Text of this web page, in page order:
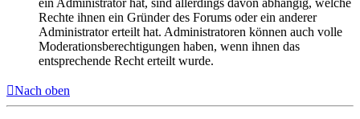
ein Administrator hat, sind allerdings davon abhängig, welche
Rechte ihnen ein Gründer des Forums oder ein anderer
Administrator erteilt hat. Administratoren können auch volle
Moderationsberechtigungen haben, wenn ihnen das
entsprechende Recht erteilt wurde.
Nach oben